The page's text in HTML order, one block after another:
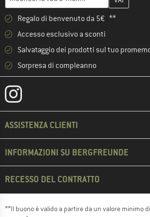
Regalo di benvenuto da 5€ **
Accesso esclusivo a sconti
Salvataggio dei prodotti sul tuo
Sorpresa di compleanno
ASSISTENZA CLIENTI
INFORMAZIONI SU BERGFREUNDE
RECESSO DEL CONTRATTO
**Il buono è valido a partire da un valore minimo